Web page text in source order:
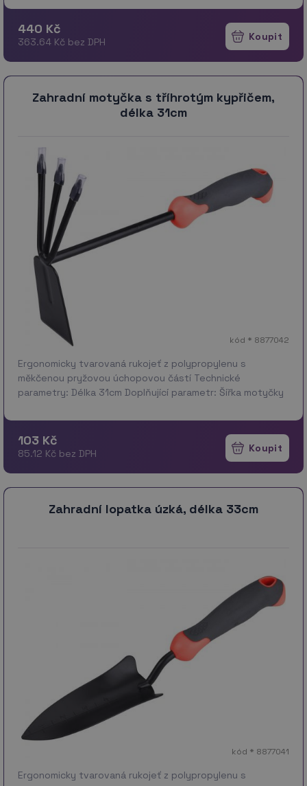
440 Kč
363.64 Kč bez DPH
Zahradní motyčka s tříhrotým kypřičem,
délka 31cm
kód * 8877042
Ergonomicky tvarovaná rukojeť z polypropylenu s
měkčenou pryžovou úchopovou částí Technické
parametry: Délka 31cm Doplňující parametr: Šířka motyčky
Zá…více
103 Kč
85.12 Kč bez DPH
Zahradní lopatka úzká, délka 33cm
kód * 8877041
Ergonomicky tvarovaná rukojeť z polypropylenu s